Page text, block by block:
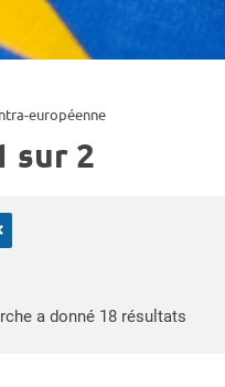
européenne
sur 2
a donné 18 résultats